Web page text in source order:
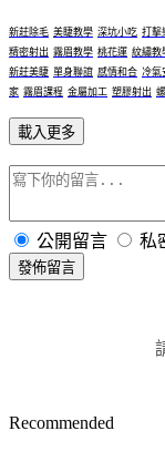
新莊除毛 美睫教學 深坑小吃 打擊
精密射出 霧眉教學 桃花運 紋繡教
新莊美睫 單身聯誼 感情和合 冷氣
家 霧眉課程 金屬加工 塑膠射出
載入更多
公開留言 私
發佈留言
Recommended